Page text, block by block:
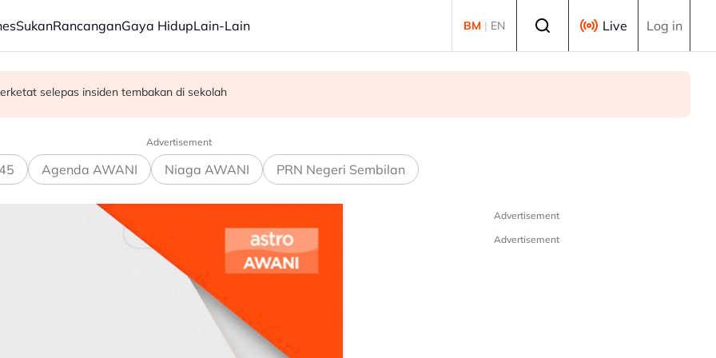
SukanRancanganGaya HidupLain-Lain BM | EN Live Log in
audio siar sentuh isu sensitiviti agama
selepas insiden tembakan di sekolah
Advertisement
Agenda AWANI Niaga AWANI PRN Negeri Sembilan
Advertisement
Advertisement